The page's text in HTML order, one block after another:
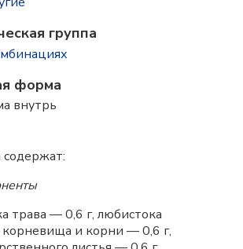
группа
форма
внутрь
содержат:
трава — 0,6 г, любистока
корневища и корни — 0,6 г,